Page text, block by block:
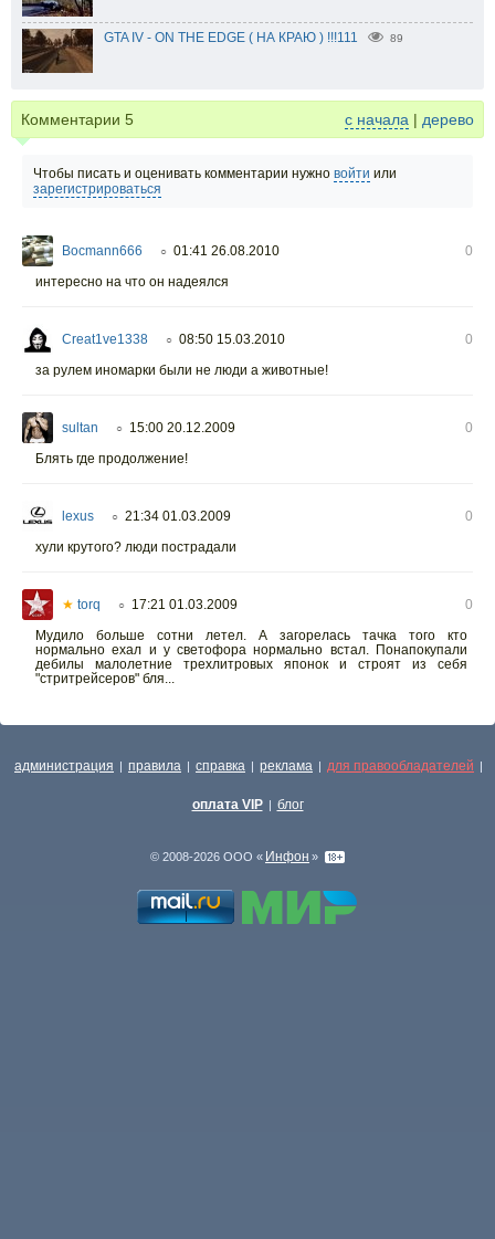
GTA IV - ON THE EDGE ( НА КРАЮ ) !!!111 89
Комментарии 5 с начала | дерево
Чтобы писать и оценивать комментарии нужно войти или
зарегистрироваться
Bocmann666 ○ 01:41 26.08.2010
0
интересно на что он надеялся
Creat1ve1338 ○ 08:50 15.03.2010
0
за рулем иномарки были не люди а животные!
sultan ○ 15:00 20.12.2009
0
Блять где продолжение!
lexus ○ 21:34 01.03.2009
0
хули крутого? люди пострадали
★ torq ○ 17:21 01.03.2009
0
Мудило больше сотни летел. А загорелась тачка того кто
нормально ехал и у светофора нормально встал. Понапокупали
дебилы малолетние трехлитровых японок и строят из себя
"стритрейсеров" бля...
администрация | правила | справка | реклама | для правообладателей |
оплата VIP | блог
© 2008-2026 ООО « Инфон »